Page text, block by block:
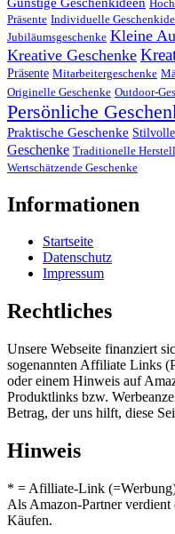
Präsente Individuelle
Jubiläumsgeschenke Kleine
Kreative Geschenke
Präsente Mitarbeitergeschenke
Originelle Geschenke Outdoor-
Persönliche
Praktische Geschenke Stilvolle
Geschenke Traditionelle
Wertschätzende Geschenke
Informationen
Startseite
Datenschutz
Impressum
Rechtliches
Unsere Webseite finanziert
sogenannten Affiliate Links
oder einem Hinweis auf
Produktlinks bzw.
Betrag, der uns hilft, diese
Hinweis
* = Afilliate-Link
Als Amazon-Partner
Käufen.